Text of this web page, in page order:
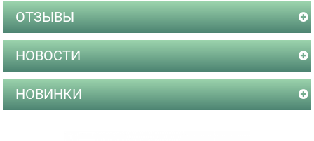
ОТЗЫВЫ
НОВОСТИ
НОВИНКИ